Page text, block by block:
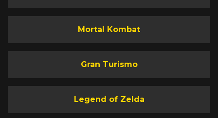
Mortal Kombat
Gran Turismo
Legend of Zelda